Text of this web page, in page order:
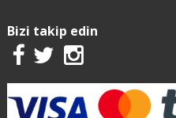
Bizi takip edin